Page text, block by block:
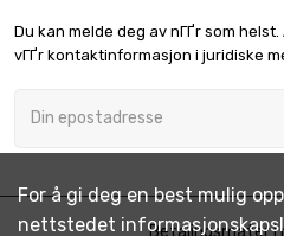
størrelse : 1.8mm
€
lengde : 100 Meter
lengde : 200
Du kan melde deg av nГҐr som
vГҐr kontaktinformasjon i juridiske
Betalingsmåter i
For å gi deg en best mulig
nettstedet